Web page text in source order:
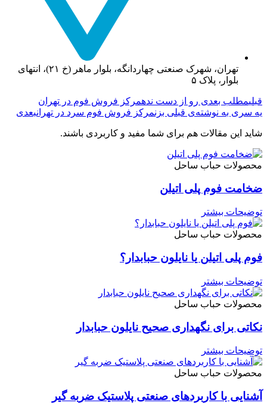
تهران، شهرک صنعتی چهاردانگه، بلوار ماهر (خ ۲۱)، انتهای
بلوار، پلاک ۵
قبلیمطلب بعدی رو از دست ندهمرکز فروش فوم در تهران
یه سری به نوشته‌ی قبلی بزنمرکز فروش فوم سرد در تهرانبعدی
شاید این مقالات هم برای شما مفید و کاربردی باشند.
محصولات حباب ساحل
ضخامت فوم پلی اتیلن
توضیحات بیشتر
محصولات حباب ساحل
فوم پلی اتیلن یا نایلون حبابدار؟
توضیحات بیشتر
محصولات حباب ساحل
نکاتی برای نگهداری صحیح نایلون حبابدار
توضیحات بیشتر
محصولات حباب ساحل
آشنایی با کاربردهای صنعتی پلاستیک ضربه گیر